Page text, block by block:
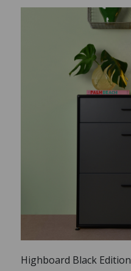
Highboard Black Edition